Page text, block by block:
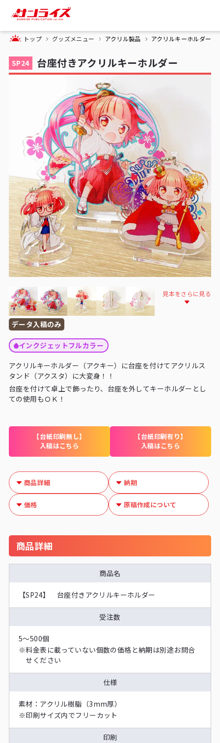
トップ グッズメニュー アクリル製品 アクリルキーホルダー系
SP24 台座付きアクリルキーホルダー
見本をさらに見る
データ入稿のみ
インクジェットフルカラー
アクリルキーホルダー（アクキー）に台座を付けてアクリルス
タンド（アクスタ）に大変身！！
台座を付けて卓上で飾ったり、台座を外してキーホルダーとし
ての使用もＯＫ！
【台紙印刷無し】
入稿はこちら
【台紙印刷有り】
入稿はこちら
商品詳細 納期
価格 原稿作成について
商品詳細
商品名
【SP24】 台座付きアクリルキーホルダー
受注数
5～500個
※料金表に載っていない個数の価格と納期は別途お問合
せください
仕様
素材：アクリル樹脂（3mm厚）
※印刷サイズ内でフリーカット
印刷